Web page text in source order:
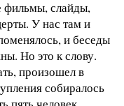
фильмы, слайды,
У нас там и
и беседы
Но это к слову.
произошел в
собиралось